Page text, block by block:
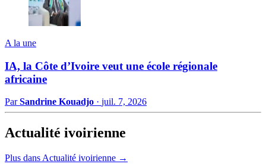
A la une
IA, la Côte d’Ivoire veut une école régionale
africaine
ParSandrine Kouadjo · juil. 7, 2026
Actualité ivoirienne
Plus dans Actualité ivoirienne →